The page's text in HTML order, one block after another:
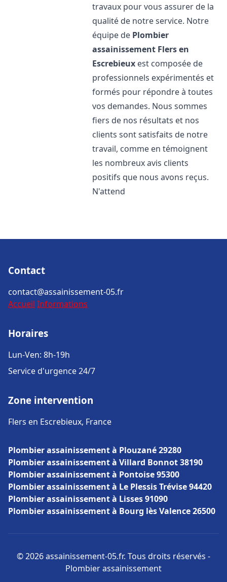
travaux pour vous assurer de la
qualité de notre service. Notre
équipe de Plombier
assainissement Flers en
Escrebieux est composée de
professionnels expérimentés et
formés pour répondre à toutes
vos demandes. Nous sommes
fiers de nos résultats et nos
clients sont satisfaits de notre
travail, comme en témoignent
les nombreux avis clients
positifs que nous avons reçus.
N'attend
Contact
contact@assainissement-05.fr
Accueil Informations
Horaires
Lun-Ven: 8h-19h
Service d'urgence 24/7
Zone intervention
Flers en Escrebieux, France
Plombier assainissement à Plouzané 29280
Plombier assainissement à Villard Bonnot 38190
Plombier assainissement à Pontoise 95300
Plombier assainissement à Le Plessis Trévise 94420
Plombier assainissement à Lisses 91090
Plombier assainissement à Bourg lès Valence 26500
© 2026 assainissement-05.fr. Tous droits réservés -
Plombier assainissement